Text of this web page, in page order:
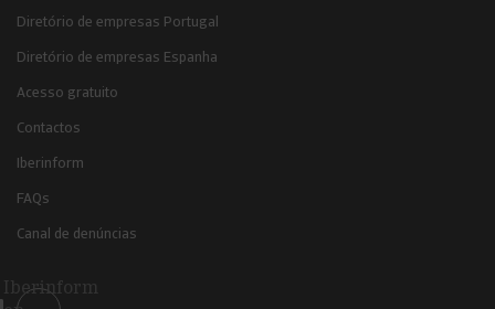
Diretório de empresas Portugal
Diretório de empresas Espanha
Acesso gratuito
Contactos
Iberinform
FAQs
Canal de denúncias
Iberinform